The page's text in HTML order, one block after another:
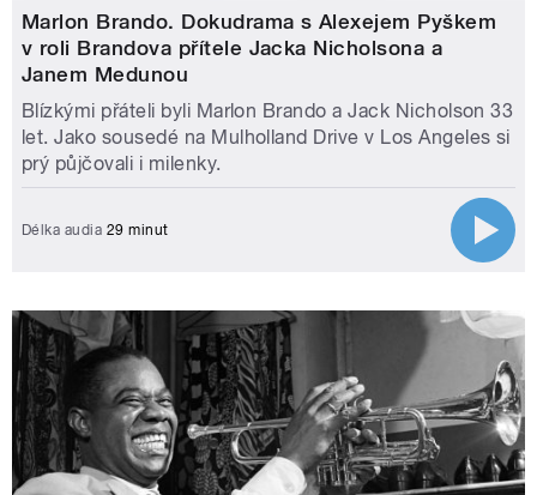
Marlon Brando. Dokudrama s Alexejem Pyškem
v roli Brandova přítele Jacka Nicholsona a
Janem Medunou
Blízkými přáteli byli Marlon Brando a Jack Nicholson 33
let. Jako sousedé na Mulholland Drive v Los Angeles si
prý půjčovali i milenky.
Délka audia 29 minut